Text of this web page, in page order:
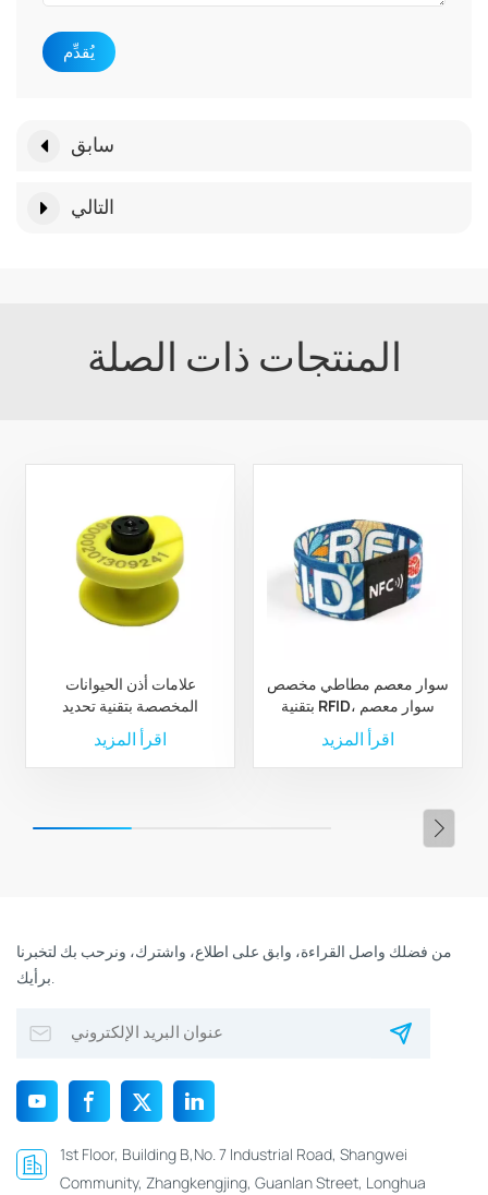
يُقدِّم
سابق
التالي
المنتجات ذات الصلة
علامات أذن الحيوانات
المخصصة بتقنية تحديد
الترددات الراديوية لإدارة
الثروة الحيوانية والمزارع
اقرأ المزيد
سوار معصم مطاطي مخصص
بتقنية RFID، سوار معصم
مطاطي من البوليستر بتقنية
RFID مخصص
اقرأ المزيد
من فضلك واصل القراءة، وابق على اطلاع، واشترك، ونرحب بك لتخبرنا
برأيك.
1st Floor, Building B,No. 7 Industrial Road, Shangwei
Community, Zhangkengjing, Guanlan Street, Longhua